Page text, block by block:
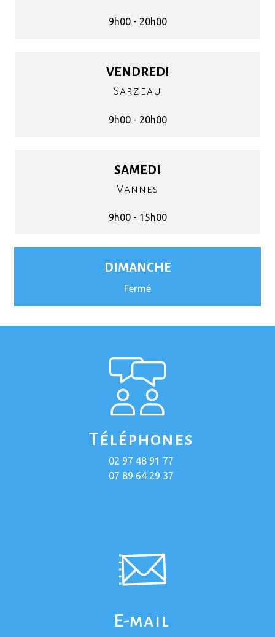
9h00 - 20h00
VENDREDI
Sarzeau
9h00 - 20h00
SAMEDI
Vannes
9h00 - 15h00
DIMANCHE
Fermé
Téléphones
02 97 48 91 77
07 89 64 29 37
E-mail